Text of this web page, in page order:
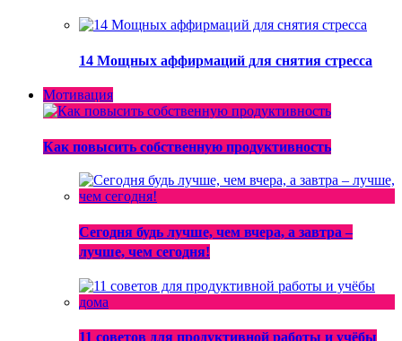
14 Мощных аффирмаций для снятия стресса
Мотивация
Как повысить собственную продуктивность
Сегодня будь лучше, чем вчера, а завтра –
лучше, чем сегодня!
11 советов для продуктивной работы и учёбы